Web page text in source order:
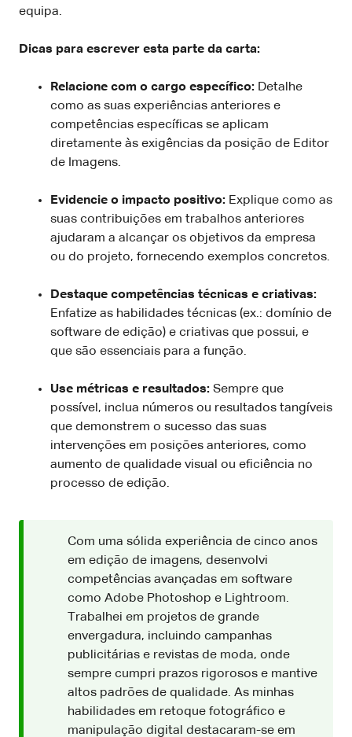
equipa.
Dicas para escrever esta parte da carta:
Relacione com o cargo específico: Detalhe
como as suas experiências anteriores e
competências específicas se aplicam
diretamente às exigências da posição de Editor
de Imagens.
Evidencie o impacto positivo: Explique como as
suas contribuições em trabalhos anteriores
ajudaram a alcançar os objetivos da empresa
ou do projeto, fornecendo exemplos concretos.
Destaque competências técnicas e criativas:
Enfatize as habilidades técnicas (ex.: domínio de
software de edição) e criativas que possui, e
que são essenciais para a função.
Use métricas e resultados: Sempre que
possível, inclua números ou resultados tangíveis
que demonstrem o sucesso das suas
intervenções em posições anteriores, como
aumento de qualidade visual ou eficiência no
processo de edição.
Com uma sólida experiência de cinco anos
em edição de imagens, desenvolvi
competências avançadas em software
como Adobe Photoshop e Lightroom.
Trabalhei em projetos de grande
envergadura, incluindo campanhas
publicitárias e revistas de moda, onde
sempre cumpri prazos rigorosos e mantive
altos padrões de qualidade. As minhas
habilidades em retoque fotográfico e
manipulação digital destacaram-se em